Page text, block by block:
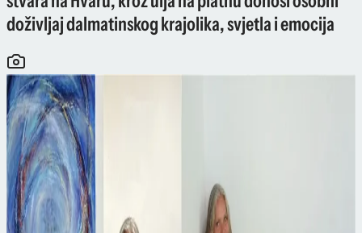
doživljaj dalmatinskog krajolika, svjetla i emocija